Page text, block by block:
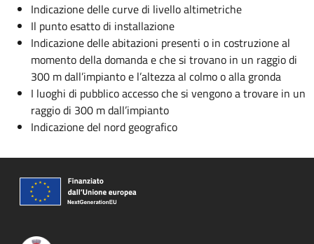
Indicazione delle curve di livello altimetriche
Il punto esatto di installazione
Indicazione delle abitazioni presenti o in costruzione al
momento della domanda e che si trovano in un raggio di
300 m dall’impianto e l’altezza al colmo o alla gronda
I luoghi di pubblico accesso che si vengono a trovare in un
raggio di 300 m dall’impianto
Indicazione del nord geografico